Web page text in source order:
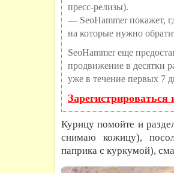
пресс-релизы).
— SeoHammer покажет,
на которые нужно
SeoHammer еще
продвижение в десятки
уже в течение первых 7
Курицу помойте и
снимаю кожицу),
паприка с куркумой),